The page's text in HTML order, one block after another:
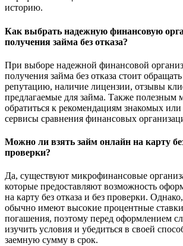
историю.
Как выбрать надежную финансовую
получения займа без отказа?
При выборе надежной финансовой
получения займа без отказа стоит
репутацию, наличие лицензии, отзывы
предлагаемые для займа. Также полезным
обратиться к рекомендациям знакомых или
сервисы сравнения финансовых
Можно ли взять займ онлайн на карту
проверки?
Да, существуют микрофинансовые
которые предоставляют возможность
на карту без отказа и без проверки.
обычно имеют высокие процентные
погашения, поэтому перед оформлением
изучить условия и убедиться в своей
заемную сумму в срок.